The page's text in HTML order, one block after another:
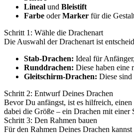
Lineal und Bleistift
Farbe oderMarker für die
Schritt 1: Wähle die Drachenart
Die Auswahl der Drachenart ist
Stab-Drachen: Ideal für
Runddrachen: Diese haben eine
Gleitschirm-Drachen: Diese
Schritt 2: Entwurf Deines Drachen
Bevor Du anfängst, ist es hilfreich,
dabei die Größe – ein Drachen mit
Schritt 3: Den Rahmen bauen
Für den Rahmen Deines Drachen